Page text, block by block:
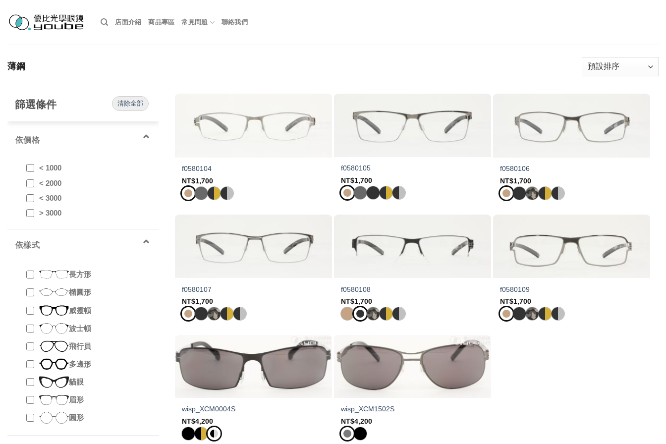
content
店面介紹 商品專區 常見問題 聯絡我們
薄鋼
篩選條件 清除全部
依價格 ⌃
< 1000
< 2000
< 3000
> 3000
依樣式 ⌃
長方形
橢圓形
威靈頓
波士頓
飛行員
多邊形
貓眼
眉形
圓形
f0580104
NT$1,700
f0580105
NT$1,700
f0580106
NT$1,700
f0580107
NT$1,700
f0580108
NT$1,700
f0580109
NT$1,700
wisp_XCM0004S
NT$4,200
wisp_XCM1502S
NT$4,200